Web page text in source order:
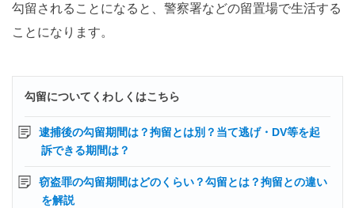
勾留されることになると、警察署などの留置場で生活する
ことになります。
勾留についてくわしくはこちら
逮捕後の勾留期間は？拘留とは別？当て逃げ・DV等を起
訴できる期間は？
窃盗罪の勾留期間はどのくらい？勾留とは？拘留との違い
を解説